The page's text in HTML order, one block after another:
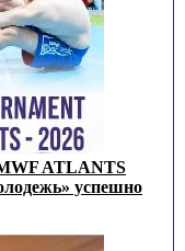
ATLANTS
успешно